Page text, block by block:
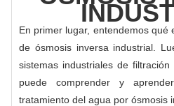
En primer lugar, entendemos qué
de ósmosis inversa industrial.
sistemas industriales de
puede comprender y
tratamiento del agua por ósmosis